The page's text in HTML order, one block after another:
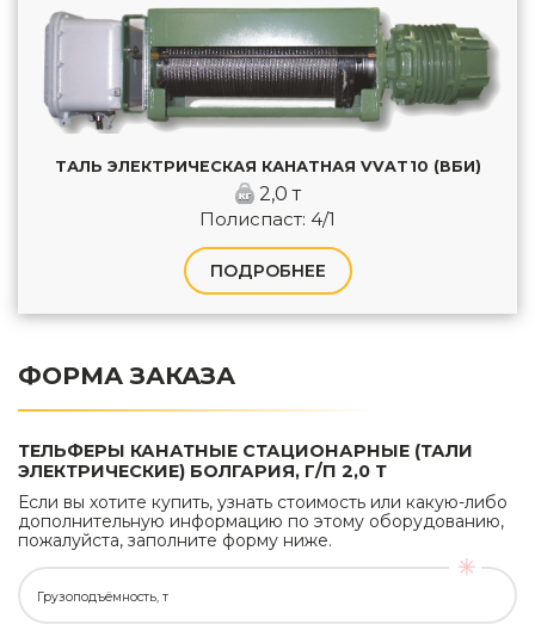
ТАЛЬ ЭЛЕКТРИЧЕСКАЯ КАНАТНАЯ VVAT10 (ВБИ)
2,0 т
Полиспаст: 4/1
ПОДРОБНЕЕ
ФОРМА ЗАКАЗА
ТЕЛЬФЕРЫ КАНАТНЫЕ СТАЦИОНАРНЫЕ (ТАЛИ
ЭЛЕКТРИЧЕСКИЕ) БОЛГАРИЯ, Г/П 2,0 Т
Если вы хотите купить, узнать стоимость или какую-либо
дополнительную информацию по этому оборудованию,
пожалуйста, заполните форму ниже.
Грузоподъёмность, т